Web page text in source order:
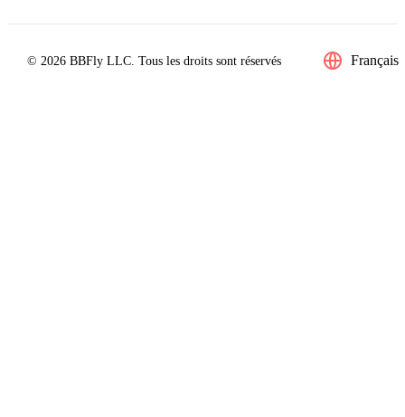
© 2026 BBFly LLC. Tous les droits sont réservés Français